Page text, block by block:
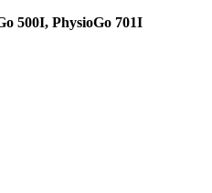
500I, PhysioGo 701I